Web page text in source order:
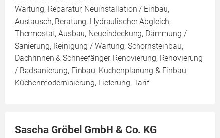
Wartung, Reparatur, Neuinstallation / Einbau,
Austausch, Beratung, Hydraulischer Abgleich,
Thermostat, Ausbau, Neueindeckung, Dämmung /
Sanierung, Reinigung / Wartung, Schornsteinbau,
Dachrinnen & Schneefänger, Renovierung, Renovierung
/ Badsanierung, Einbau, Küchenplanung & Einbau,
Küchenmodernisierung, Lieferung, Tarif
Sascha Gröbel GmbH & Co. KG